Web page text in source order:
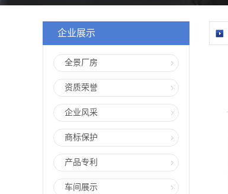
企业展示
全景厂房
资质荣誉
企业风采
商标保护
产品专利
车间展示